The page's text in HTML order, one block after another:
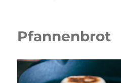
Pfannenbrot